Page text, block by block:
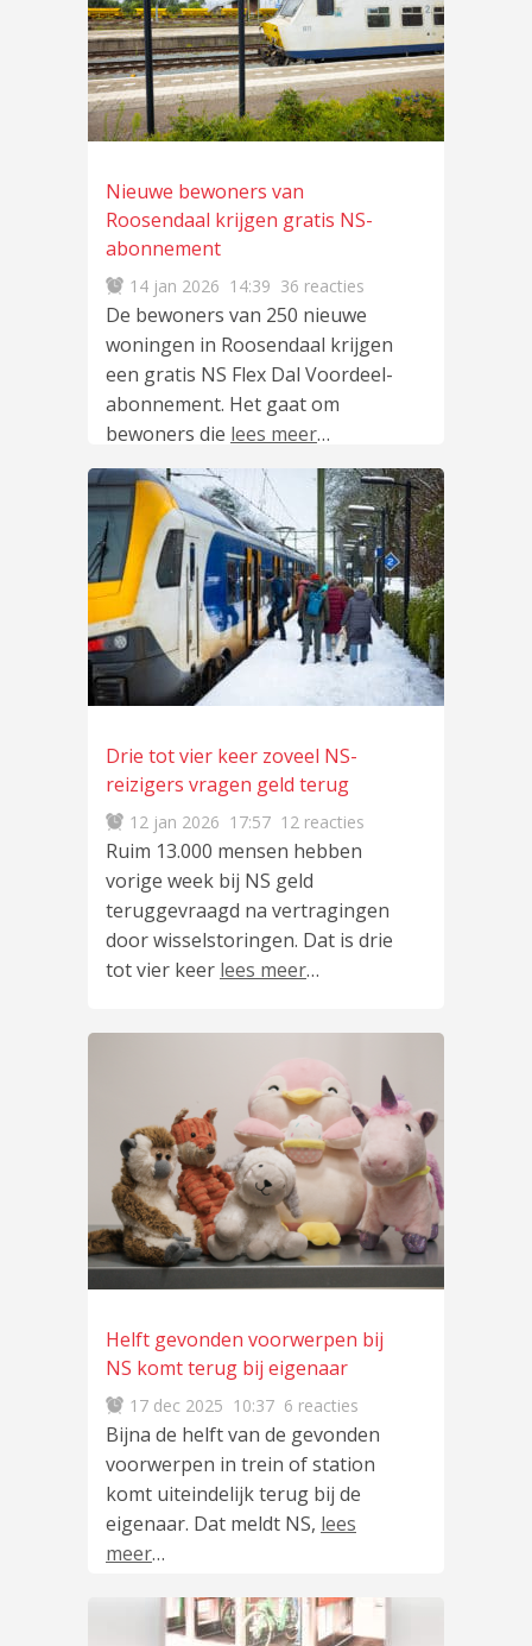
Nieuwe bewoners van
Roosendaal krijgen gratis NS-
abonnement
14 jan 2026 14:39 36 reacties
De bewoners van 250 nieuwe
woningen in Roosendaal krijgen
een gratis NS Flex Dal Voordeel-
abonnement. Het gaat om
bewoners die lees meer…
Drie tot vier keer zoveel NS-
reizigers vragen geld terug
12 jan 2026 17:57 12 reacties
Ruim 13.000 mensen hebben
vorige week bij NS geld
teruggevraagd na vertragingen
door wisselstoringen. Dat is drie
tot vier keer lees meer…
Helft gevonden voorwerpen bij
NS komt terug bij eigenaar
17 dec 2025 10:37 6 reacties
Bijna de helft van de gevonden
voorwerpen in trein of station
komt uiteindelijk terug bij de
eigenaar. Dat meldt NS, lees
meer…